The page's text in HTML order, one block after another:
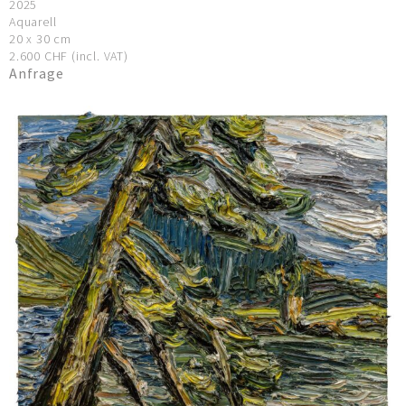
2025
Aquarell
20 x 30 cm
2.600 CHF (incl. VAT)
Anfrage